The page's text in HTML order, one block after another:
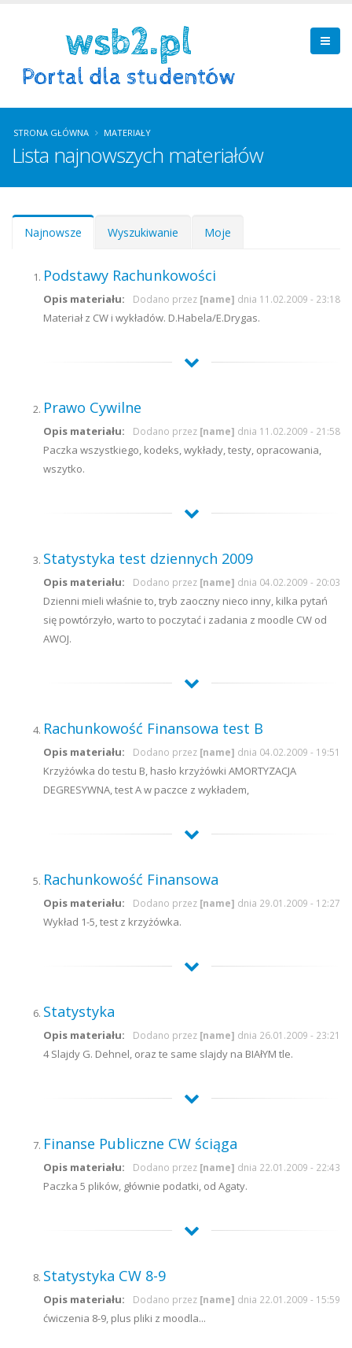
STRONA GŁÓWNA MATERIAŁY
Lista najnowszych materiałów
Zakładki podstawowe
Najnowsze (aktywnaWyszukiwanie Moje
Podstawy Rachunkowości
Dodano przez [name] dnia 11.02.2009 - 23:18
Opis materiału:
Materiał z CW i wykładów. D.Habela/E.Drygas.
Prawo Cywilne
Dodano przez [name] dnia 11.02.2009 - 21:58
Opis materiału:
Paczka wszystkiego, kodeks, wykłady, testy, opracowania,
wszytko.
Statystyka test dziennych 2009
Dodano przez [name] dnia 04.02.2009 - 20:03
Opis materiału:
Dzienni mieli właśnie to, tryb zaoczny nieco inny, kilka pytań
się powtórzyło, warto to poczytać i zadania z moodle CW od
AWOJ.
Rachunkowość Finansowa test B
Dodano przez [name] dnia 04.02.2009 - 19:51
Opis materiału:
Krzyżówka do testu B, hasło krzyżówki AMORTYZACJA
DEGRESYWNA, test A w paczce z wykładem,
Rachunkowość Finansowa
Dodano przez [name] dnia 29.01.2009 - 12:27
Opis materiału:
Wykład 1-5, test z krzyżówka.
Statystyka
Dodano przez [name] dnia 26.01.2009 - 23:21
Opis materiału:
4 Slajdy G. Dehnel, oraz te same slajdy na BIAłYM tle.
Finanse Publiczne CW ściąga
Dodano przez [name] dnia 22.01.2009 - 22:43
Opis materiału:
Paczka 5 plików, głównie podatki, od Agaty.
Statystyka CW 8-9
Dodano przez [name] dnia 22.01.2009 - 15:59
Opis materiału:
ćwiczenia 8-9, plus pliki z moodla...